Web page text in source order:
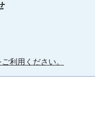
利用ください。